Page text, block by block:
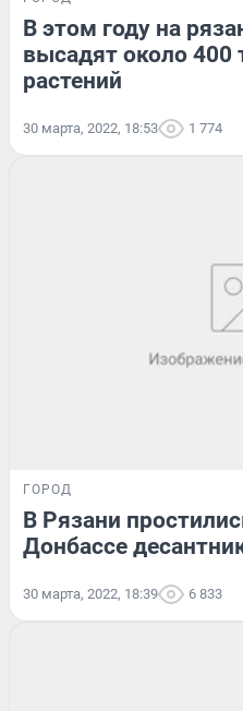
В этом году на
высадят около 400
растений
30 марта, 2022, 18:53 1 774
ГОРОД
В Рязани
Донбассе
30 марта, 2022, 18:39 6 833